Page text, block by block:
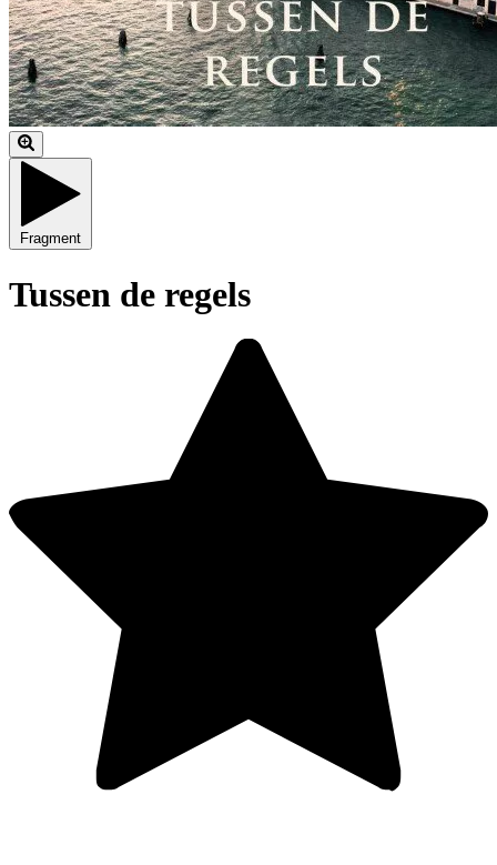
Fragment
Tussen de regels